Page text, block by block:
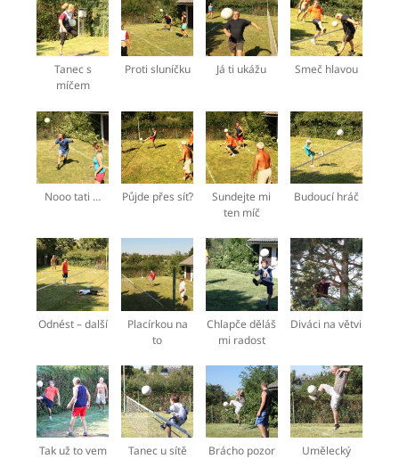
Tanec s
míčem
Proti sluníčku Já ti ukážu Smeč hlavou
Nooo tati … Půjde přes síť?
Sundejte mi
ten míč
Budoucí hráč
Odnést – další
Placírkou na
to
Chlapče děláš
mi radost
Diváci na větvi
Tak už to vem Tanec u sítě
Brácho pozor
Umělecký